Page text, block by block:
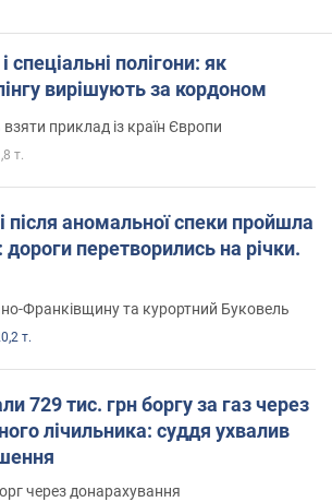
спеціальні полігони: як
вирішують за кордоном
взяти приклад із країн Європи
т.
після аномальної спеки пройшла
перетворились на річки.
Франківщину та курортний Буковель
т.
729 тис. грн боргу за газ через
лічильника: суддя ухвалив
через донарахування